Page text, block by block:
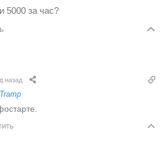
5000 за час?
назад
Tramp